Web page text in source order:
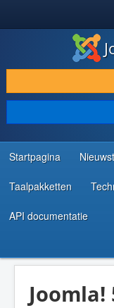
DOWNLOAD & BREID UIT
ONTDEK & LEER
COMMUNITY &
Startpagina
Taalpakketten
API documentatie
Joomla!